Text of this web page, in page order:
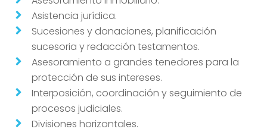
Asistencia jurídica.
Sucesiones y donaciones, planificación
sucesoria y redacción testamentos.
Asesoramiento a grandes tenedores para la
protección de sus intereses.
Interposición, coordinación y seguimiento de
procesos judiciales.
Divisiones horizontales.